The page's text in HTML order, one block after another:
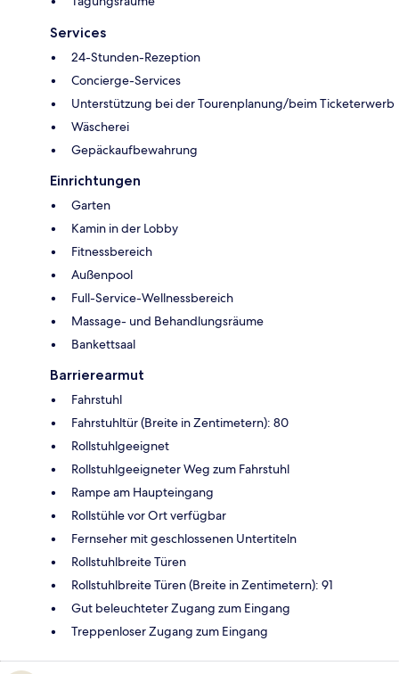
Services
24-Stunden-Rezeption
Concierge-Services
Unterstützung bei der Tourenplanung/beim Ticketerwerb
Wäscherei
Gepäckaufbewahrung
Einrichtungen
Garten
Kamin in der Lobby
Fitnessbereich
Außenpool
Full-Service-Wellnessbereich
Massage- und Behandlungsräume
Bankettsaal
Barrierearmut
Fahrstuhl
Fahrstuhltür (Breite in Zentimetern): 80
Rollstuhlgeeignet
Rollstuhlgeeigneter Weg zum Fahrstuhl
Rampe am Haupteingang
Rollstühle vor Ort verfügbar
Fernseher mit geschlossenen Untertiteln
Rollstuhlbreite Türen
Rollstuhlbreite Türen (Breite in Zentimetern): 91
Gut beleuchteter Zugang zum Eingang
Treppenloser Zugang zum Eingang